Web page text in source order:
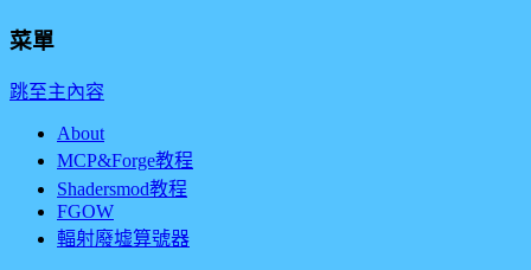
菜單
跳至主內容
About
MCP&Forge教程
Shadersmod教程
FGOW
輻射廢墟算號器